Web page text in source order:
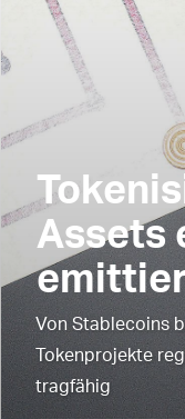
Assets
Von Stablecoins
Tokenprojekte
tragfähig